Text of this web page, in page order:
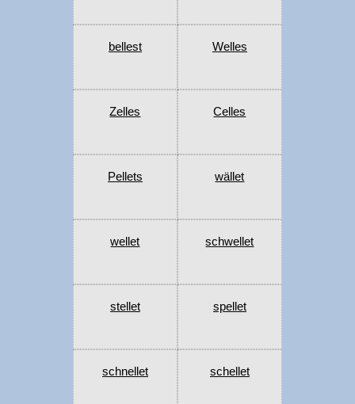
bellest Welles
Zelles Celles
Pellets wället
wellet schwellet
stellet spellet
schnellet schellet